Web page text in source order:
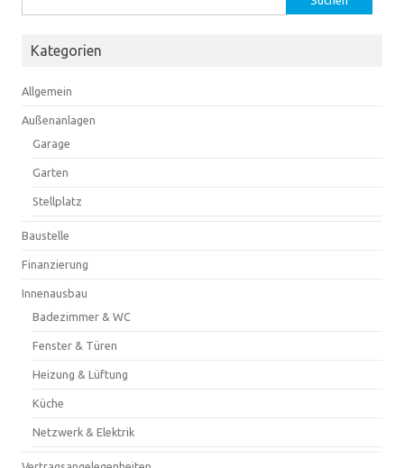
nach:
Kategorien
Allgemein
Außenanlagen
Garage
Garten
Stellplatz
Baustelle
Finanzierung
Innenausbau
Badezimmer & WC
Fenster & Türen
Heizung & Lüftung
Küche
Netzwerk & Elektrik